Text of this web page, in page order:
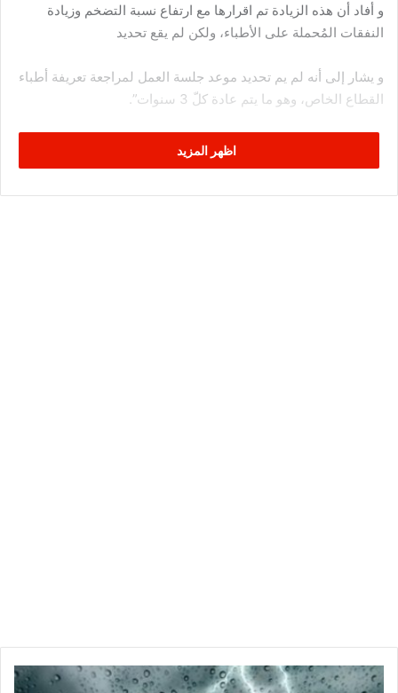
و أفاد أن هذه الزيادة تم اقرارها مع ارتفاع نسبة التضخم وزيادة
النفقات المُحملة على الأطباء، ولكن لم يقع تحديد
و يشار إلى أنه لم يم تحديد موعد جلسة العمل لمراجعة تعريفة أطباء
القطاع الخاص، وهو ما يتم عادة كلّ 3 سنوات”.
اظهر المزيد
الطقس: